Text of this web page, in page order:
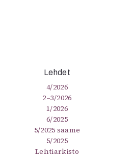
Lehdet
4/2026
2–3/2026
1/2026
6/2025
5/2025 saame
5/2025
Lehtiarkisto